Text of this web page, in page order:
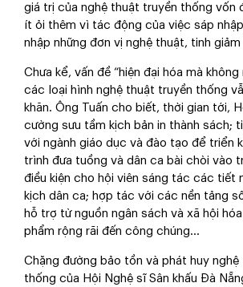
giá trị của nghệ thuật truyền thống vốn
ít ỏi thêm vì tác động của việc sáp
nhập những đơn vị nghệ thuật, tinh giảm
Chưa kể, vấn đề “hiện đại hóa mà
các loại hình nghệ thuật truyền thống
khăn. Ông Tuấn cho biết, thời gian tới,
cường sưu tầm kịch bản in thành sách;
với ngành giáo dục và đào tạo để triển
trình đưa tuồng và dân ca bài chòi vào
điều kiện cho hội viên sáng tác các tiết
kịch dân ca; hợp tác với các nền tảng
hỗ trợ từ nguồn ngân sách và xã hội
phẩm rộng rãi đến công chúng...
Chặng đường bảo tồn và phát huy
thống của Hội Nghệ sĩ Sân khấu Đà